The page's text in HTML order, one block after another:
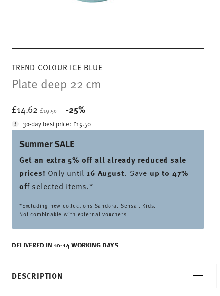
TREND COLOUR ICE BLUE
Plate deep 22 cm
£14.62 Price reduced from
£19.50 -25%
30-day best price:£19.50
Summer SALE
Get an extra 5% off all already reduced sale
prices! Only until16 August. Save up to 47%
offselected items.*
*Excluding new collections Sandora, Sensai, Kids.
Not combinable with external vouchers.
DELIVERED IN 10-14 WORKING DAYS
DESCRIPTION